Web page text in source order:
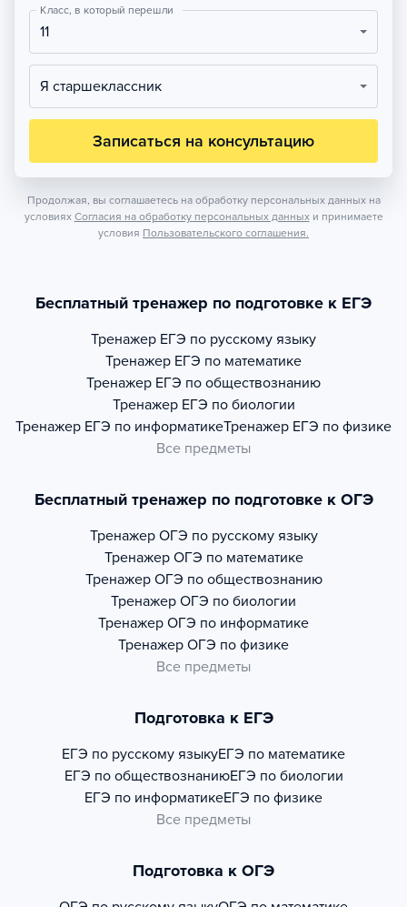
Класс, в который перешли
11
Я старшеклассник
Записаться на консультацию
Продолжая, вы соглашаетесь на обработку персональных данных на
условиях Согласия на обработку персональных данных и принимаете
условия Пользовательского соглашения.
Бесплатный тренажер по подготовке к ЕГЭ
Тренажер ЕГЭ по русскому языку
Тренажер ЕГЭ по математике
Тренажер ЕГЭ по обществознанию
Тренажер ЕГЭ по биологии
Тренажер ЕГЭ по информатикеТренажер ЕГЭ по физике
Все предметы
Бесплатный тренажер по подготовке к ОГЭ
Тренажер ОГЭ по русскому языку
Тренажер ОГЭ по математике
Тренажер ОГЭ по обществознанию
Тренажер ОГЭ по биологии
Тренажер ОГЭ по информатике
Тренажер ОГЭ по физике
Все предметы
Подготовка к ЕГЭ
ЕГЭ по русскому языкуЕГЭ по математике
ЕГЭ по обществознаниюЕГЭ по биологии
ЕГЭ по информатикеЕГЭ по физике
Все предметы
Подготовка к ОГЭ